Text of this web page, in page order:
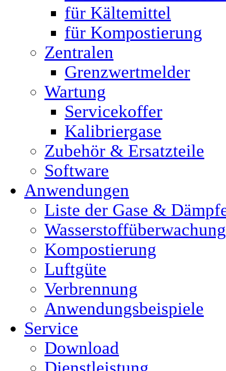
für Kältemittel
für Kompostierung
Zentralen
Grenzwertmelder
Wartung
Servicekoffer
Kalibriergase
Zubehör & Ersatzteile
Software
Anwendungen
Liste der Gase &
Wasserstoffüberwachung
Kompostierung
Luftgüte
Verbrennung
Anwendungsbeispiele
Service
Download